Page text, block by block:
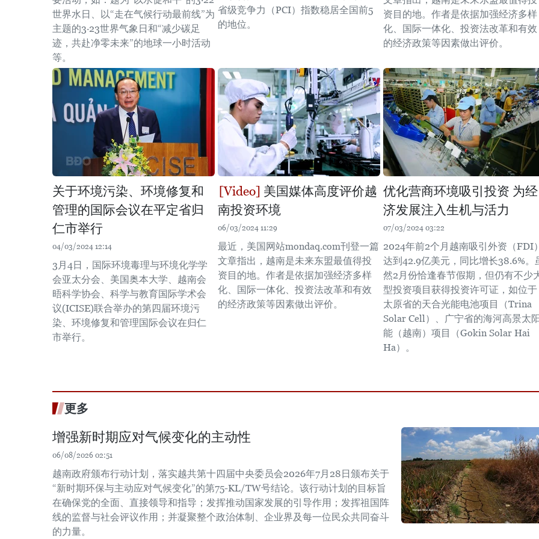
世界水日、以“走在气候行动最前线”为
主题的3·23世界气象日和“减少碳足
迹，共赴净零未来”的地球一小时活动
等。
省级竞争力（PCI）指数稳居全国前5
的地位。
资目的地。作者是依据加强经济多样
化、国际一体化、投资法改革和有效
的经济政策等因素做出评价。
关于环境污染、环境修复和
管理的国际会议在平定省归
仁市举行
04/03/2024 12:14
3月4日，国际环境毒理与环境化学学
会亚太分会、美国奥本大学、越南会
晤科学协会、科学与教育国际学术会
议(ICISE)联合举办的第四届环境污
染、环境修复和管理国际会议在归仁
市举行。
美国媒体高度评价越
南投资环境
06/03/2024 11:29
最近，美国网站mondaq.com刊登一篇
文章指出，越南是未来东盟最值得投
资目的地。作者是依据加强经济多样
化、国际一体化、投资法改革和有效
的经济政策等因素做出评价。
优化营商环境吸引投资 为经
济发展注入生机与活力
07/03/2024 03:22
2024年前2个月越南吸引外资（FDI
达到42.9亿美元，同比增长38.6%。
然2月份恰逢春节假期，但仍有不少
型投资项目获得投资许可证，如位于
太原省的天合光能电池项目（Trina
Solar Cell）、广宁省的海河高景太
能（越南）项目（Gokin Solar Hai
Ha）。
更多
增强新时期应对气候变化的主动性
06/08/2026 02:51
越南政府颁布行动计划，落实越共第十四届中央委员会2026年7月28日颁布关于
“新时期环保与主动应对气候变化”的第75-KL/TW号结论。该行动计划的目标旨
在确保党的全面、直接领导和指导；发挥推动国家发展的引导作用；发挥祖国阵
线的监督与社会评议作用；并凝聚整个政治体制、企业界及每一位民众共同奋斗
的力量。